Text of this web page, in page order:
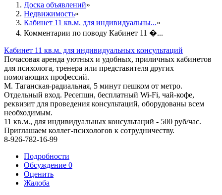
Доска объявлений
Недвижимость
Кабинет 11 кв.м. для индивидуальны...
Комментарии по поводу Кабинет 11 �...
Кабинет 11 кв.м. для индивидуальных консультаций
Почасовая аренда уютных и удобных, приличных кабинетов
для психолога, тренера или представителя других
помогающих профессий.
М. Таганская-радиальная, 5 минут пешком от метро.
Отдельный вход. Ресепшн, бесплатный Wi-Fi, чай-кофе,
реквизит для проведения консультаций, оборудованы всем
необходимым.
11 кв.м., для индивидуальных консультаций - 500 руб/час.
Приглашаем коллег-психологов к сотрудничеству.
8-926-782-16-99
Подробности
Обсуждение 0
Оценить
Жалоба